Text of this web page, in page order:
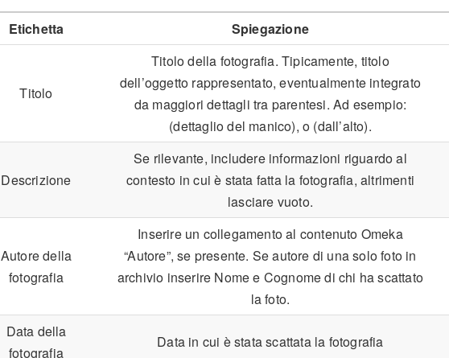
Etichetta Spiegazione
Titolo
Titolo della fotografia. Tipicamente, titolo
dell’oggetto rappresentato, eventualmente integrato
da maggiori dettagli tra parentesi. Ad esempio:
(dettaglio del manico), o (dall’alto).
Descrizione
Se rilevante, includere informazioni riguardo al
contesto in cui è stata fatta la fotografia, altrimenti
lasciare vuoto.
Autore della
fotografia
Inserire un collegamento al contenuto Omeka
“Autore”, se presente. Se autore di una solo foto in
archivio inserire Nome e Cognome di chi ha scattato
la foto.
Data della
fotografia
Data in cui è stata scattata la fotografia